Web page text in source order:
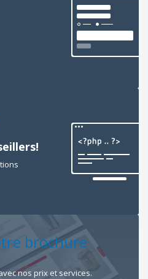
brochure
nos prix et services.